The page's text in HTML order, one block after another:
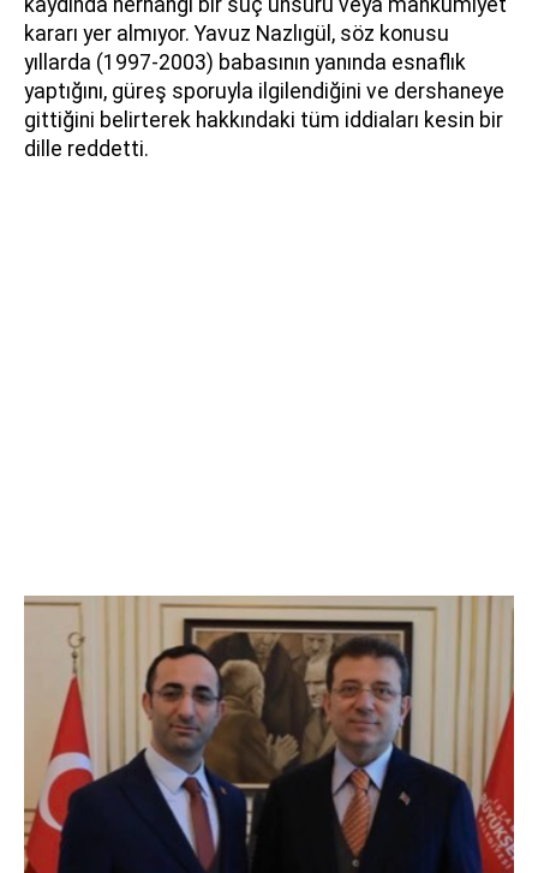
kaydında herhangi bir suç unsuru veya mahkumiyet
kararı yer almıyor. Yavuz Nazlıgül, söz konusu
yıllarda (1997-2003) babasının yanında esnaflık
yaptığını, güreş sporuyla ilgilendiğini ve dershaneye
gittiğini belirterek hakkındaki tüm iddiaları kesin bir
dille reddetti.